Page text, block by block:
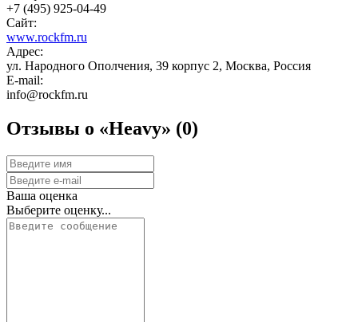
+7 (495) 925-04-49
Сайт:
www.rockfm.ru
Адрес:
ул. Народного Ополчения, 39 корпус 2, Москва, Россия
E-mail:
info@rockfm.ru
Отзывы о «Heavy» (0)
Ваша оценка
Выберите оценку...